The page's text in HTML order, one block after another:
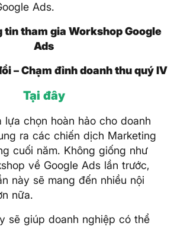
Ads.
tham gia Workshop Google
Ads
– Chạm đỉnh doanh thu quý IV
Tại đây
lựa chọn hoàn hảo cho doanh
ra các chiến dịch Marketing
cuối năm. Không giống như
về Google Ads lần trước,
này sẽ mang đến nhiều nội
nữa.
sẽ giúp doanh nghiệp có thể